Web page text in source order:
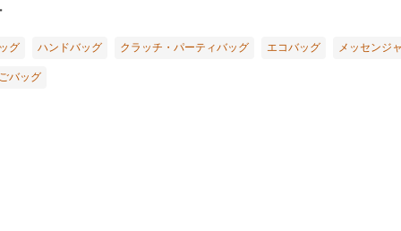
グ ハンドバッグ クラッチ・パーティバッグ エコバッグ メッセンジ
バッグ